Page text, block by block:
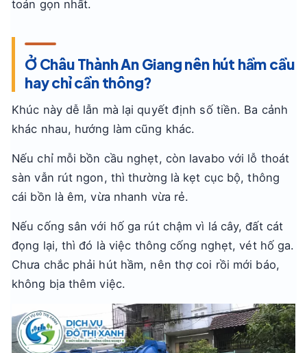
toán gọn nhất.
Ở Châu Thành An Giang nên hút hầm cầu
hay chỉ cần thông?
Khúc này dễ lẫn mà lại quyết định số tiền. Ba cảnh
khác nhau, hướng làm cũng khác.
Nếu chỉ mỗi bồn cầu nghẹt, còn lavabo với lỗ thoát
sàn vẫn rút ngon, thì thường là kẹt cục bộ, thông
cái bồn là êm, vừa nhanh vừa rẻ.
Nếu cống sân với hố ga rút chậm vì lá cây, đất cát
đọng lại, thì đó là việc thông cống nghẹt, vét hố ga.
Chưa chắc phải hút hầm, nên thợ coi rồi mới báo,
không bịa thêm việc.